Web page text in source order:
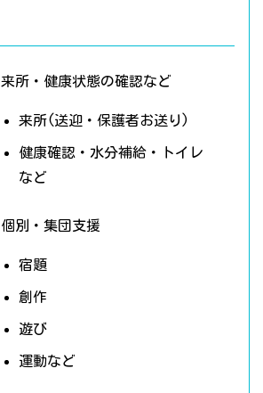
来所・健康状態の確認など
来所(送迎・保護者お送り)
健康確認・水分補給・トイレ
など
個別・集団支援
宿題
創作
遊び
運動など